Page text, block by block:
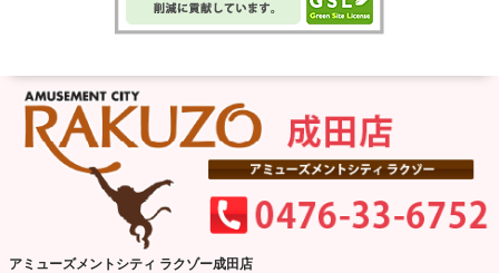
アミューズメントシティ ラクゾー成田店